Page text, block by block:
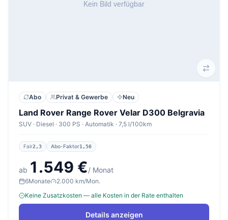
Abo Privat & Gewerbe Neu
Land Rover Range Rover Velar D300 Belgravia
SUV · Diesel · 300 PS · Automatik · 7,5 l/100km
Fair2,3 Abo-Faktor1,56
ab 1.549 €/ Monat
6Monate
2.000 km/Mon.
Keine Zusatzkosten — alle Kosten in der Rate enthalten
Details anzeigen